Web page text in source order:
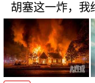
胡塞这一炸，我